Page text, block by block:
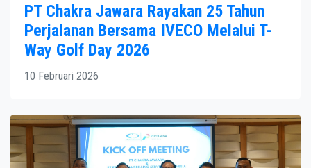
PT Chakra Jawara Rayakan 25 Tahun
Perjalanan Bersama IVECO Melalui T-
Way Golf Day 2026
10 Februari 2026